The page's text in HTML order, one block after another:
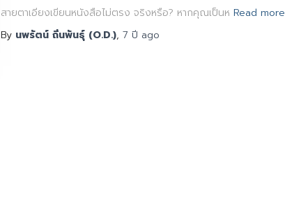
สายตาเอียงเขียนหนังสือไม่ตรง จริงหรือ? หากคุณเป็นห Read more
By นพรัตน์ ถิ่นพันธุ์ (O.D.), 7 ปี ago